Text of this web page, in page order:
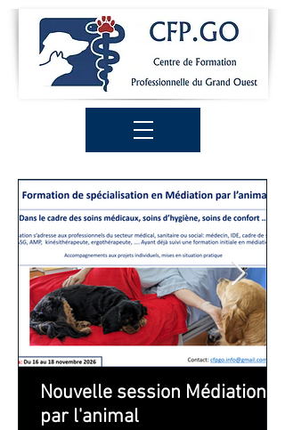
Nouvelle session Médiation
par l'animal